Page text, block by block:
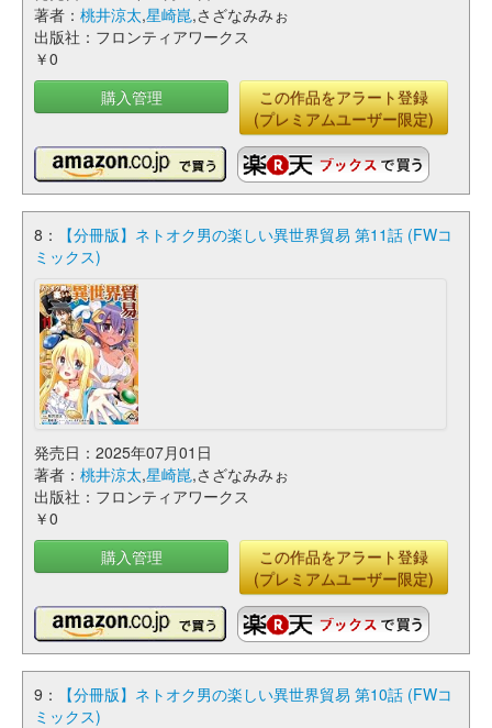
著者： 桃井涼太,星崎崑,さざなみみぉ
出版社：フロンティアワークス
￥0
購入管理
この作品をアラート登録
(プレミアムユーザー限定)
8：
【分冊版】ネトオク男の楽しい異世界貿易 第11話 (FWコ
ミックス)
発売日：2025年07月01日
著者： 桃井涼太,星崎崑,さざなみみぉ
出版社：フロンティアワークス
￥0
購入管理
この作品をアラート登録
(プレミアムユーザー限定)
9：
【分冊版】ネトオク男の楽しい異世界貿易 第10話 (FWコ
ミックス)